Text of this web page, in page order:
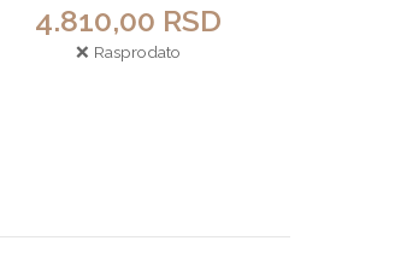
4.810,00 RSD
❌ Rasprodato